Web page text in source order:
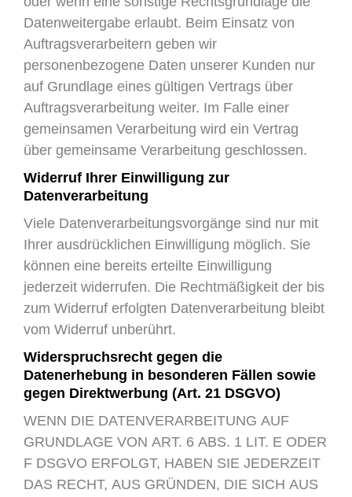
Datenweitergabe erlaubt. Beim Einsatz von
Auftragsverarbeitern geben wir
personenbezogene Daten unserer Kunden nur
auf Grundlage eines gültigen Vertrags über
Auftragsverarbeitung weiter. Im Falle einer
gemeinsamen Verarbeitung wird ein Vertrag
über gemeinsame Verarbeitung geschlossen.
Widerruf Ihrer Einwilligung zur
Datenverarbeitung
Viele Datenverarbeitungsvorgänge sind nur mit
Ihrer ausdrücklichen Einwilligung möglich. Sie
können eine bereits erteilte Einwilligung
jederzeit widerrufen. Die Rechtmäßigkeit der bis
zum Widerruf erfolgten Datenverarbeitung bleibt
vom Widerruf unberührt.
Widerspruchsrecht gegen die
Datenerhebung in besonderen Fällen sowie
gegen Direktwerbung (Art. 21 DSGVO)
WENN DIE DATENVERARBEITUNG AUF
GRUNDLAGE VON ART. 6 ABS. 1 LIT. E ODER
F DSGVO ERFOLGT, HABEN SIE JEDERZEIT
DAS RECHT, AUS GRÜNDEN, DIE SICH AUS